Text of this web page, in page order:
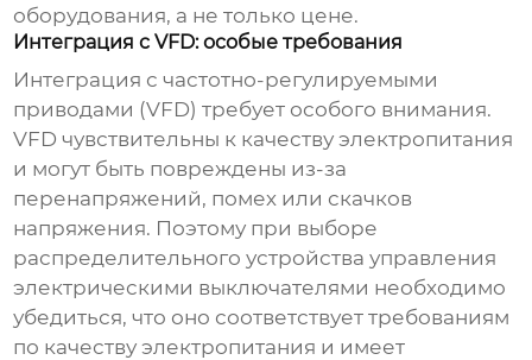
оборудования, а не только цене.
Интеграция с VFD: особые требования
Интеграция с частотно-регулируемыми
приводами (VFD) требует особого внимания.
VFD чувствительны к качеству электропитания
и могут быть повреждены из-за
перенапряжений, помех или скачков
напряжения. Поэтому при выборе
распределительного устройства управления
электрическими выключателями необходимо
убедиться, что оно соответствует требованиям
по качеству электропитания и имеет